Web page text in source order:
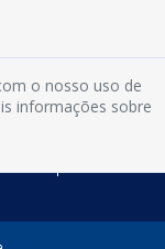
000 o nosso uso de
informações sobre